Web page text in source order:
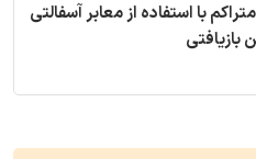
با استفاده از معابر آسفالتی
بازیافتی